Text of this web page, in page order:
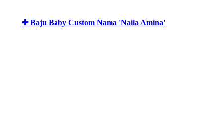
✚ Baju Baby Custom Nama 'Naila Amina'